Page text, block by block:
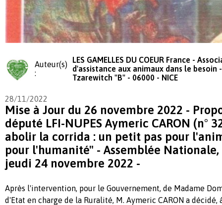
Auteur(s)
:
LES GAMELLES DU COEUR France -
d'assistance aux animaux dans le besoin
Tzarewitch "B" - 06000 - NICE
28/11/2022
Mise à Jour du 26 novembre 2022 -
député LFI-NUPES Aymeric CARON (n°
abolir la corrida : un petit pas pour
pour l'humanité" - Assemblée Nationale,
jeudi 24 novembre 2022 -
Après l'intervention, pour le Gouvernement, de Madame
d'Etat en charge de la Ruralité, M. Aymeric CARON a décidé,